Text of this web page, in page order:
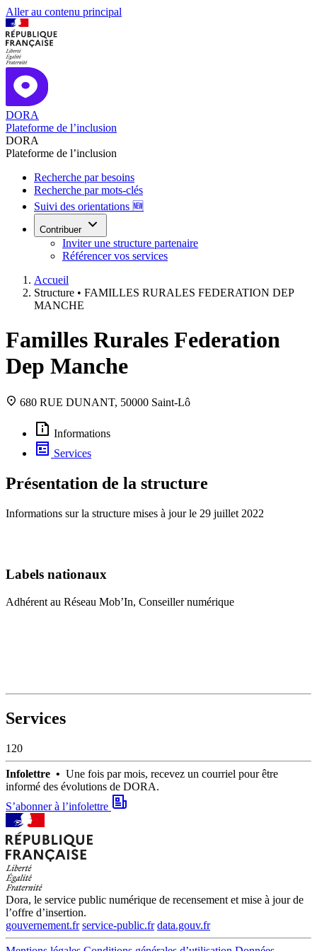
Aller au contenu principal
DORA
Plateforme de l’inclusion
DORA
Plateforme de l’inclusion
Recherche par besoins
Recherche par mots-clés
Suivi des orientations 🆕
Contribuer
Inviter une structure partenaire
Référencer vos services
Accueil
Structure • FAMILLES RURALES FEDERATION DEP
MANCHE
Familles Rurales Federation
Dep Manche
680 RUE DUNANT, 50000 Saint-Lô
Informations
Services
Présentation de la structure
Informations sur la structure mises à jour le 29 juillet 2022
Labels nationaux
Adhérent au Réseau Mob’In, Conseiller numérique
Services
120
Infolettre • Une fois par mois, recevez un courriel pour être
informé des évolutions de DORA.
S’abonner à l’infolettre
Dora, le service public numérique de recensement et mise à jour de
l’offre d’insertion.
gouvernement.fr service-public.fr data.gouv.fr